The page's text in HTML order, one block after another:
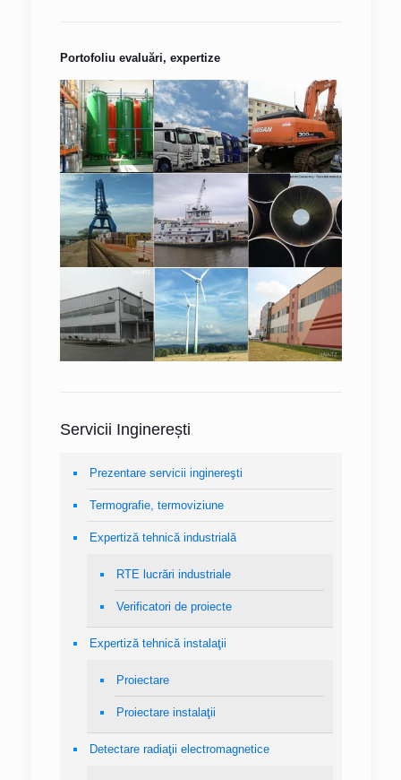
Portofoliu evaluări, expertize
Servicii Inginerești
Prezentare servicii inginereşti
Termografie, termoviziune
Expertiză tehnică industrială
RTE lucrări industriale
Verificatori de proiecte
Expertiză tehnică instalaţii
Proiectare
Proiectare instalaţii
Detectare radiaţii electromagnetice